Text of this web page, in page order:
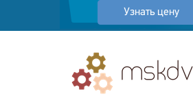
Узнать цену